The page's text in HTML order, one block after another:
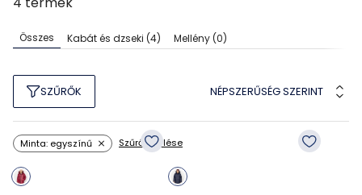
Összes Kabát és dzseki (4) Mellény(0)
SZŰRŐK NÉPSZERŰSÉG SZERINT
Minta: egyszínű Szűrők törlése